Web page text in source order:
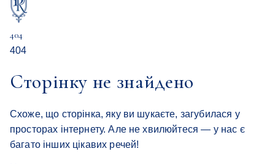
404
404
Сторінку не знайдено
Схоже, що сторінка, яку ви шукаєте, загубилася у
просторах інтернету. Але не хвилюйтеся — у нас є
багато інших цікавих речей!